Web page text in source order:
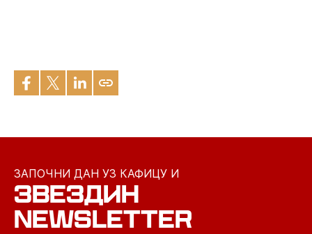
ЗАПОЧНИ ДАН УЗ КАФИЦУ И
ЗВЕЗДИН
NEWSLETTER